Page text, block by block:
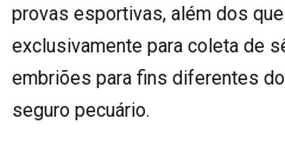
provas esportivas, além dos
exclusivamente para coleta de
embriões para fins diferentes
seguro pecuário.